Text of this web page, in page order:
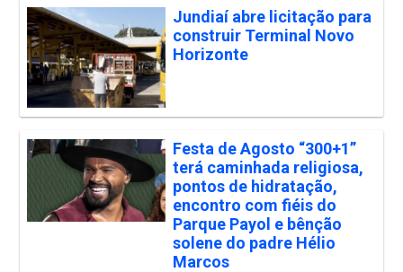
Jundiaí abre licitação para
construir Terminal Novo
Horizonte
Festa de Agosto “300+1”
terá caminhada religiosa,
pontos de hidratação,
encontro com fiéis do
Parque Payol e bênção
solene do padre Hélio
Marcos